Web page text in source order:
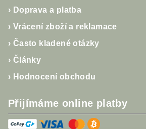
› Doprava a platba
› Vrácení zboží a reklamace
› Často kladené otázky
› Články
› Hodnocení obchodu
Přijímáme online platby